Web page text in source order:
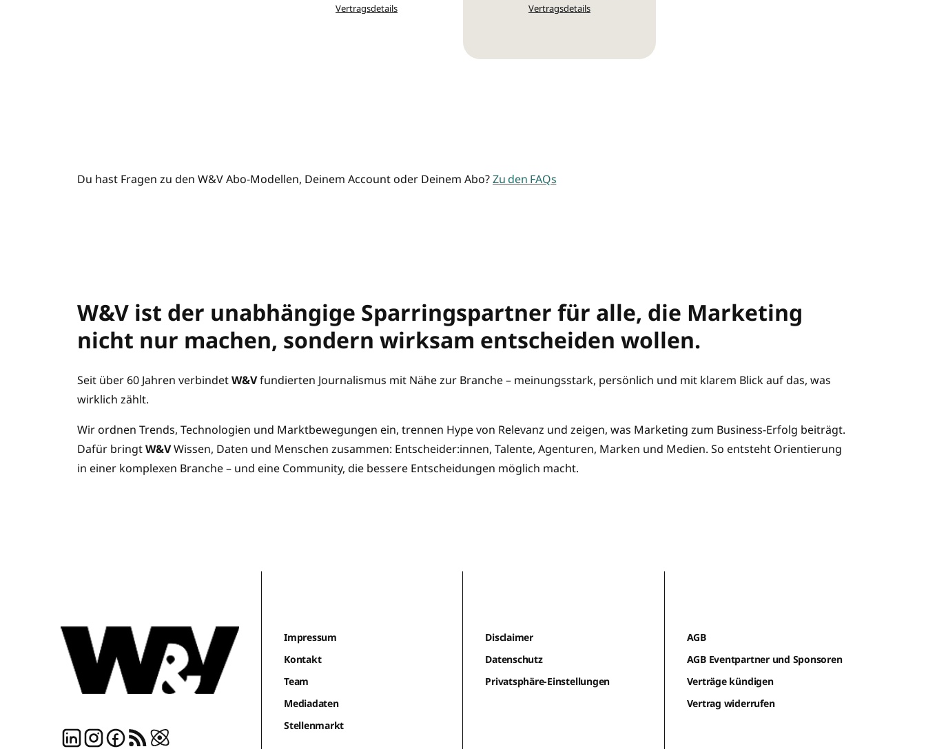
Vertragsdetails Vertragsdetails
Du hast Fragen zu den W&V Abo-Modellen, Deinem Account oder Deinem Abo?Zu den FAQs
W&V ist der unabhängige Sparringspartner für alle, die Marketing
nicht nur machen, sondern wirksam entscheiden wollen.
Seit über 60 Jahren verbindetW&Vfundierten Journalismus mit Nähe zur Branche – meinungsstark, persönlich und mit klarem Blick auf das, was
wirklich zählt.
Wir ordnen Trends, Technologien und Marktbewegungen ein, trennen Hype von Relevanz und zeigen, was Marketing zum Business-Erfolg beiträgt.
Dafür bringtW&VWissen, Daten und Menschen zusammen: Entscheider:innen, Talente, Agenturen, Marken und Medien. So entsteht Orientierung
in einer komplexen Branche – und eine Community, die bessere Entscheidungen möglich macht.
Impressum
Kontakt
Team
Mediadaten
Stellenmarkt
Disclaimer
Datenschutz
Privatsphäre-Einstellungen
AGB
AGB Eventpartner und Sponsoren
Verträge kündigen
Vertrag widerrufen